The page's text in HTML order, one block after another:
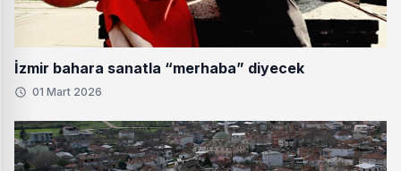
İzmir bahara sanatla “merhaba” diyecek
01 Mart 2026